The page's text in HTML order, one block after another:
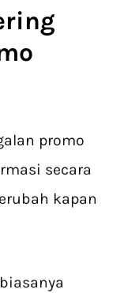
promo
secara
kapan